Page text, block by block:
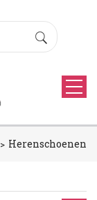
Herenschoenen